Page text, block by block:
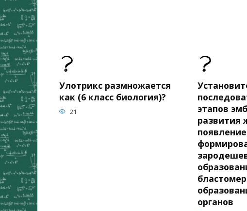
Улотрикс размножается
как (6 класс биология)?
21
этапов
развития
органов